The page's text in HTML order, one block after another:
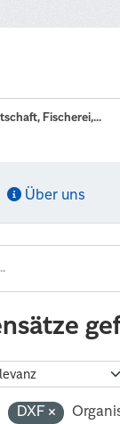
Fischerei,...
Über uns
DXF